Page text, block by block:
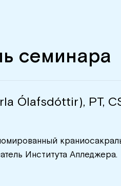
семинара
Ólafsdóttir), PT,
Института Апледжера.